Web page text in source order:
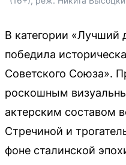
В категории «Лучший
победила
Советского Союза».
роскошным
актерским составом
Стречиной и
фоне сталинской